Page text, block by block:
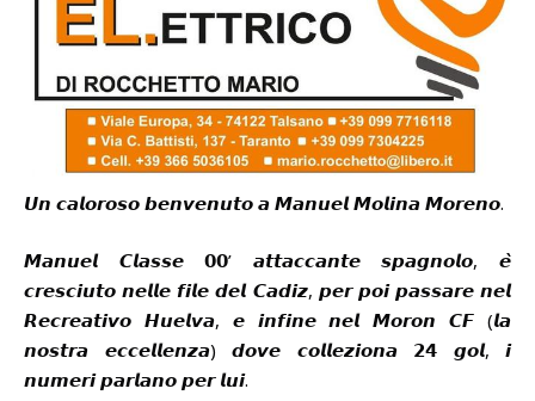
𝙐𝙣 𝙘𝙖𝙡𝙤𝙧𝙤𝙨𝙤 𝙗𝙚𝙣𝙫𝙚𝙣𝙪𝙩𝙤 𝙖 𝙈𝙖𝙣𝙪𝙚𝙡 𝙈𝙤𝙡𝙞𝙣𝙖 𝙈𝙤𝙧𝙚𝙣𝙤.
𝙈𝙖𝙣𝙪𝙚𝙡 𝘾𝙡𝙖𝙨𝙨𝙚 𝟬𝟬’ 𝙖𝙩𝙩𝙖𝙘𝙘𝙖𝙣𝙩𝙚 𝙨𝙥𝙖𝙜𝙣𝙤𝙡𝙤, 𝙚̀
𝙘𝙧𝙚𝙨𝙘𝙞𝙪𝙩𝙤 𝙣𝙚𝙡𝙡𝙚 𝙛𝙞𝙡𝙚 𝙙𝙚𝙡 𝘾𝙖𝙙𝙞𝙯, 𝙥𝙚𝙧 𝙥𝙤𝙞 𝙥𝙖𝙨𝙨𝙖𝙧𝙚 𝙣𝙚𝙡
𝙍𝙚𝙘𝙧𝙚𝙖𝙩𝙞𝙫𝙤 𝙃𝙪𝙚𝙡𝙫𝙖, 𝙚 𝙞𝙣𝙛𝙞𝙣𝙚 𝙣𝙚𝙡 𝙈𝙤𝙧𝙤𝙣 𝘾𝙁 (𝙡𝙖
𝙣𝙤𝙨𝙩𝙧𝙖 𝙚𝙘𝙘𝙚𝙡𝙡𝙚𝙣𝙯𝙖) 𝙙𝙤𝙫𝙚 𝙘𝙤𝙡𝙡𝙚𝙯𝙞𝙤𝙣𝙖 𝟮𝟰 𝙜𝙤𝙡, 𝙞
𝙣𝙪𝙢𝙚𝙧𝙞 𝙥𝙖𝙧𝙡𝙖𝙣𝙤 𝙥𝙚𝙧 𝙡𝙪𝙞.